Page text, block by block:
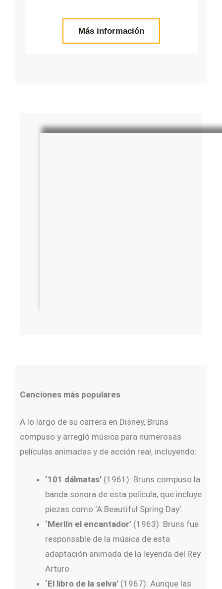
Más información
Canciones más populares
A lo largo de su carrera en Disney, Bruns
compuso y arregló música para numerosas
películas animadas y de acción real, incluyendo:
‘101 dálmatas’ (1961): Bruns compuso la
banda sonora de esta película, que incluye
piezas como ‘A Beautiful Spring Day’.
‘Merlín el encantador’ (1963): Bruns fue
responsable de la música de esta
adaptación animada de la leyenda del Rey
Arturo.
‘El libro de la selva’ (1967): Aunque las